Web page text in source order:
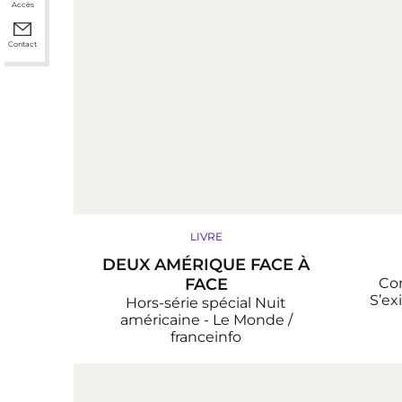
Accès
Contact
LIVRE
DEUX AMÉRIQUE FACE À
FACE
Hors-série spécial Nuit
américaine - Le Monde /
franceinfo